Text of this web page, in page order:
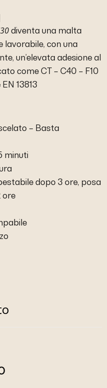
diventa una malta
lavorabile, con una
un’elevata adesione al
come CT – C40 – F10
13813
– Basta
minuti
dopo 3 ore, posa
ore